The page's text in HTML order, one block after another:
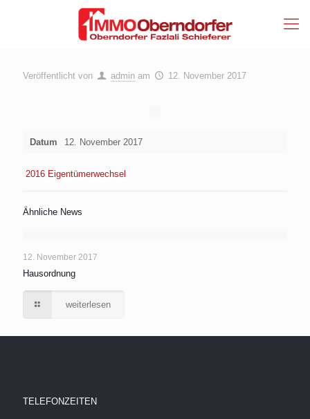
Veröffentlicht von admin am 12. November 2017
Datum 12. November 2017
2016 Eigentümerwechsel
Ähnliche News
12. November 2017
Hausordnung
weiterlesen
TELEFONZEITEN